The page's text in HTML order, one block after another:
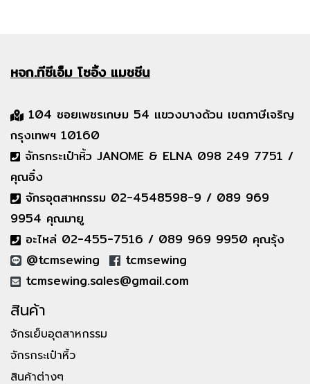
หจก.ทีซีเอ็มโซอิ้ง แมชชีน
104 ซอยเพชรเกษม 54 แขวงบางด้วน เขตภาษีเจริญ
กรุงเทพฯ 10160
จักรกระเป๋าหิ้ว JANOME & ELNA 098 249 7751 /
คุณอิ๋ง
จักรอุตสาหกรรม 02-4548598-9 / 089 969
9954 คุณมายู
อะไหล่ 02-455-7516 / 089 969 9950 คุณรุ้ง
@tcmsewing
tcmsewing
tcmsewing.sales@gmail.com
สินค้า
จักรเย็บอุตสาหกรรม
จักรกระเป๋าหิ้ว
สินค้าต่างๆ